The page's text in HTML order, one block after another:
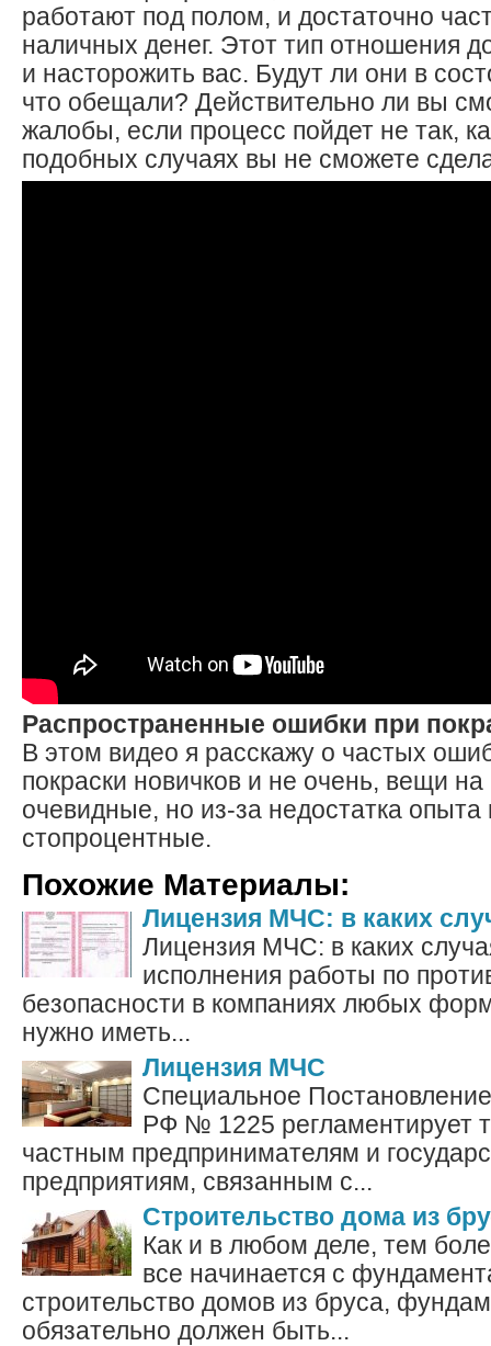
работают под полом, и достаточно
наличных денег. Этот тип отношения
и насторожить вас. Будут ли они в
что обещали? Действительно ли вы
жалобы, если процесс пойдет не так,
подобных случаях вы не сможете
Распространенные ошибки при
В этом видео я расскажу о частых
покраски новичков и не очень, вещи на
очевидные, но из-за недостатка
стопроцентные.
Похожие Материалы:
Лицензия МЧС: в каких
Лицензия МЧС: в каких
исполнения работы по
безопасности в компаниях любых
нужно иметь...
Лицензия МЧС
Специальное
РФ № 1225 регламентирует
частным предпринимателям и
предприятиям, связанным с...
Строительство дома из
Как и в любом деле, тем
все начинается с
строительство домов из бруса,
обязательно должен быть...